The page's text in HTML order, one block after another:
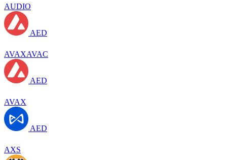
AUDIO
AED
AVAXAVAC
AED
AVAX
AED
AXS